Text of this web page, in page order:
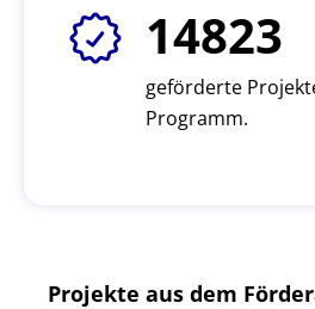
14823
geförderte
Programm.
Projekte aus dem